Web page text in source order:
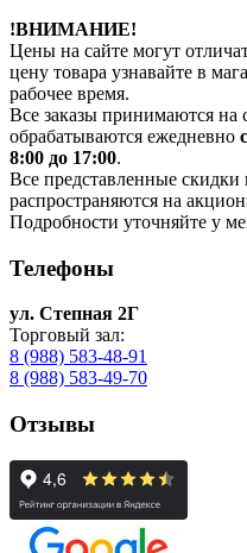
!ВНИМАНИЕ!
Цены на сайте могут
цену товара узнавайте в
рабочее время.
Все заказы принимаются на
обрабатываются ежедневно
8:00 до 17:00.
Все представленные
распространяются на
Подробности уточняйте у
Телефоны
ул. Степная 2Г
Торговый зал:
8 (988) 583-48-91
8 (988) 583-49-70
Отзывы